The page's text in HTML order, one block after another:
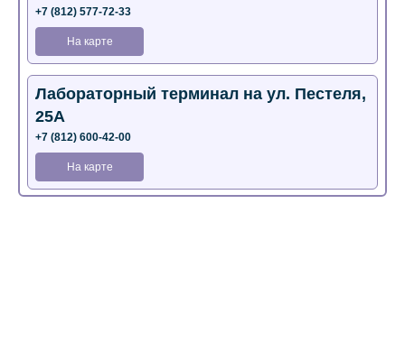
+7 (812) 577-72-33
На карте
Лабораторный терминал на ул. Пестеля,
25А
+7 (812) 600-42-00
На карте